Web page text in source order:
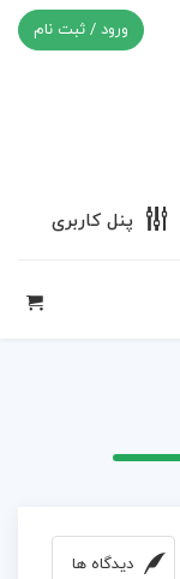
ورود / ثبت نام
پنل کاربری
دیدگاه ها